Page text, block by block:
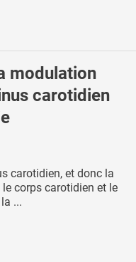
modulation
carotidien
carotidien, et donc la
corps carotidien et le
...